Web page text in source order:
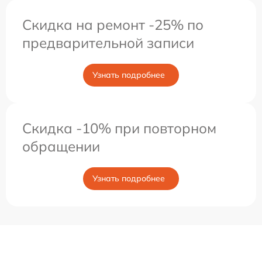
Скидка на ремонт -25% по
предварительной записи
Узнать подробнее
Скидка -10% при повторном
обращении
Узнать подробнее